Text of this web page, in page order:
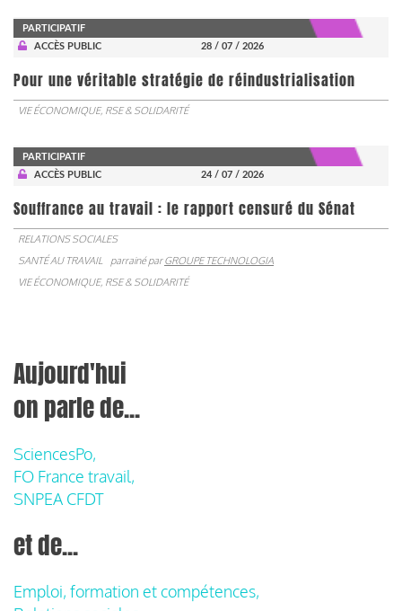
PARTICIPATIF
ACCÈS PUBLIC
28 / 07 / 2026
Pour une véritable stratégie de réindustrialisation
VIE ÉCONOMIQUE, RSE & SOLIDARITÉ
PARTICIPATIF
ACCÈS PUBLIC
24 / 07 / 2026
Souffrance au travail : le rapport censuré du Sénat
RELATIONS SOCIALES
SANTÉ AU TRAVAIL
parrainé parGROUPE TECHNOLOGIA
VIE ÉCONOMIQUE, RSE & SOLIDARITÉ
Aujourd'hui
on parle de...
SciencesPo,
FO France travail,
SNPEA CFDT
et de...
Emploi, formation et compétences,